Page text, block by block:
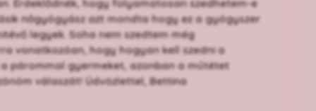
Érdeklődnék, hogy folyamatosan szedhetem-e
nőgyógyász azt mondta hogy ez a gyógyszer
legyek. Soha nem szedtem még
vonatkozóan, hogy hogyan kell szedni a
párommal gyermeket, azonban a műtétet
válaszát! Üdvözlettel, Bettina